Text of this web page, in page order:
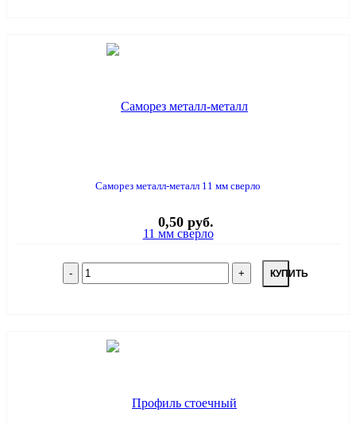
Саморез металл-металл 11 мм сверло
0,50 руб.
КУПИТЬ